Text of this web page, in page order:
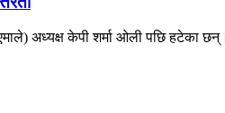
अध्यक्ष केपी शर्मा ओली पछि हटेका